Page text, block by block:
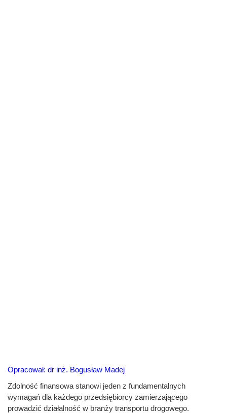
Opracował: dr inż. Bogusław Madej
Zdolność finansowa stanowi jeden z fundamentalnych
wymagań dla każdego przedsiębiorcy zamierzającego
prowadzić działalność w branży transportu drogowego.